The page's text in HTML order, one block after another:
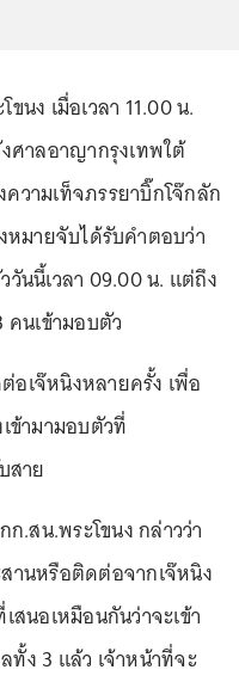
ง เมื่อเวลา 11.00 น.
ศาลอาญากรุงเทพใต้
วามเท็จภรรยาบิ๊กโจ๊กลัก
หมายจับได้รับคำตอบว่า
วันนี้เวลา 09.00 น. แต่ถึง
นเข้ามอบตัว
เจ๊หนิงหลายครั้ง เพื่อ
ข้ามามอบตัวที่
สาย
สน.พระโขนง กล่าวว่า
านหรือติดต่อจากเจ๊หนิง
สนอเหมือนกันว่าจะเข้า
ง 3 แล้ว เจ้าหน้าที่จะ